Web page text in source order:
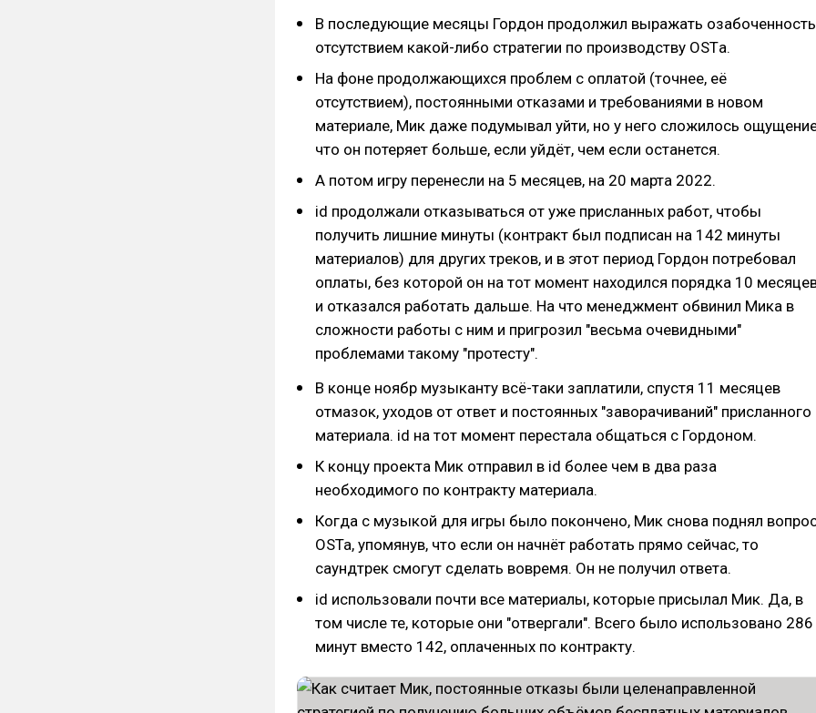
В последующие месяцы Гордон продолжил выражать озабоченность
отсутствием какой-либо стратегии по производству OSTа.
На фоне продолжающихся проблем с оплатой (точнее, её
отсутствием), постоянными отказами и требованиями в новом
материале, Мик даже подумывал уйти, но у него сложилось
что он потеряет больше, если уйдёт, чем если останется.
А потом игру перенесли на 5 месяцев, на 20 марта 2022.
id продолжали отказываться от уже присланных работ, чтобы
получить лишние минуты (контракт был подписан на 142 минуты
материалов) для других треков, и в этот период Гордон потребовал
оплаты, без которой он на тот момент находился порядка 10
и отказался работать дальше. На что менеджмент обвинил Мика в
сложности работы с ним и пригрозил "весьма очевидными"
проблемами такому "протесту".
В конце ноябр музыканту всё-таки заплатили, спустя 11 месяцев
отмазок, уходов от ответ и постоянных "заворачиваний" присланного
материала. id на тот момент перестала общаться с Гордоном.
К концу проекта Мик отправил в id более чем в два раза
необходимого по контракту материала.
Когда с музыкой для игры было покончено, Мик снова поднял
OSTa, упомянув, что если он начнёт работать прямо сейчас, то
саундтрек смогут сделать вовремя. Он не получил ответа.
id использовали почти все материалы, которые присылал Мик. Да, в
том числе те, которые они "отвергали". Всего было использовано 286
минут вместо 142, оплаченных по контракту.